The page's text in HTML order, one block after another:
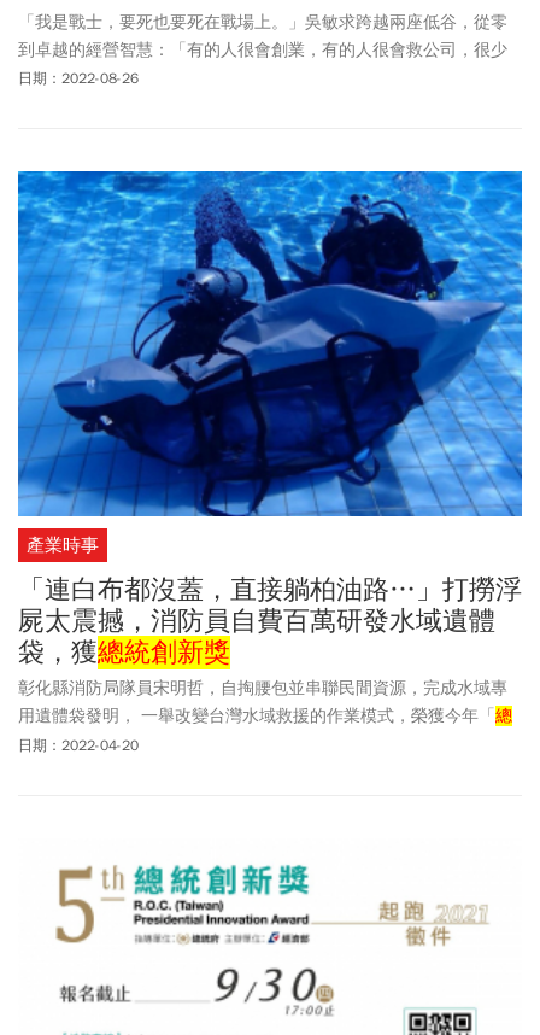
「我是戰士，要死也要死在戰場上。」吳敏求跨越兩座低谷，從零
到卓越的經營智慧：「有的人很會創業，有的人很會救公司，很少
人像我同時有這兩種經驗，這兩種經驗完全不一樣，一個是從小變
智慧。
日期：2022-08-26
產業時事
「連白布都沒蓋，直接躺柏油路…」打撈浮
屍太震撼，消防員自費百萬研發水域遺體
袋，獲總統創新獎
彰化縣消防局隊員宋明哲，自掏腰包並串聯民間資源，完成水域專
用遺體袋發明， 一舉改變台灣水域救援的作業模式，榮獲今年「 總
統創新獎」青年組殊榮。
日期：2022-04-20